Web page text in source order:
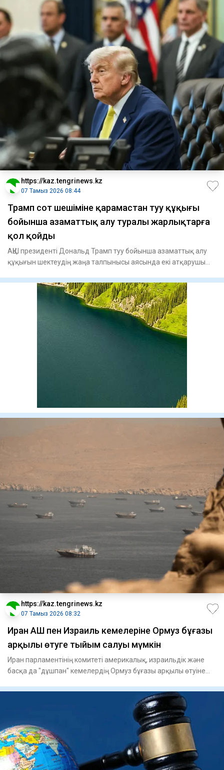
https://kaz.tengrinews.kz
07 Тамыз 2026 08:44
Трамп сот шешіміне қарамастан туу құқығы
бойынша азаматтық алу туралы жарлықтарға
қол қойды
АҚШ президенті Дональд Трамп туу бойынша азаматтық алу
құқығын шектеудің жаңа талпынысы аясында екі атқарушы
https://kaz.tengrinews.kz
07 Тамыз 2026 08:32
Иран АҚШ пен Израиль кемелеріне Ормуз бұғазы
арқылы өтуге тыйым салуы мүмкін
Иран парламентінің комитеті америкалық, израильдік және
басқа да "дұшпан" кемелердің Ормуз бұғазы арқылы өтуіне